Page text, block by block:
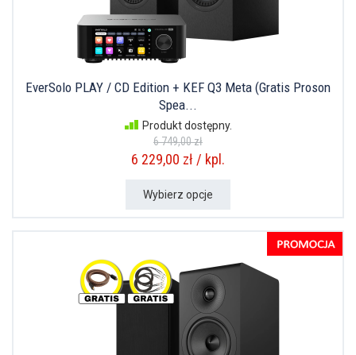
EverSolo PLAY / CD Edition + KEF Q3 Meta (Gratis Proson
Spea...
Produkt dostępny.
6 749,00 zł
6 229,00 zł / kpl.
Wybierz opcje